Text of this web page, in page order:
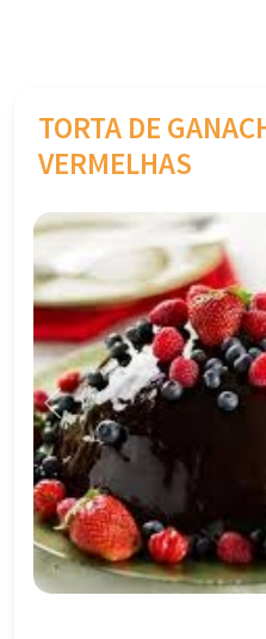
TORTA DE
VERMELHAS
Previous